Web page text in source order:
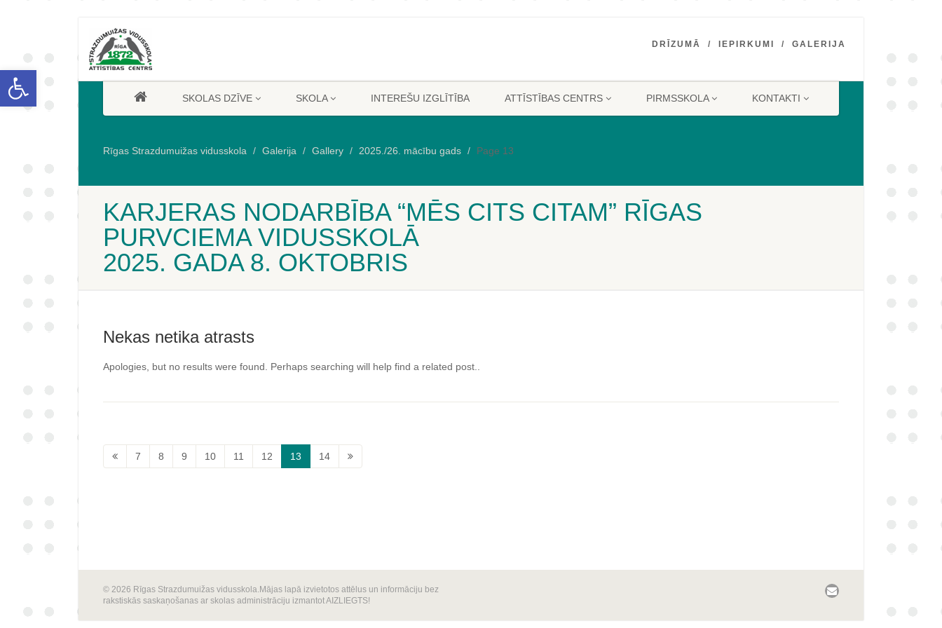
Open toolbar
DRĪZUMĀ IEPIRKUMI GALERIJA
SKOLAS DZĪVE SKOLA INTEREŠU IZGLĪTĪBA ATTĪSTĪBAS CENTRS PIRMSSKOLA KONTAKTI
Rīgas Strazdumuižas vidusskola Galerija Gallery 2025./26. mācību gads Page 13
KARJERAS NODARBĪBA “MĒS CITS CITAM” RĪGAS
PURVCIEMA VIDUSSKOLĀ
2025. GADA 8. OKTOBRIS
Nekas netika atrasts
Apologies, but no results were found. Perhaps searching will help find a related post..
7 8 9 10 11 12 13 14
© 2026 Rīgas Strazdumuižas vidusskola.Mājas lapā izvietotos attēlus un informāciju bez
rakstiskās saskaņošanas ar skolas administrāciju izmantot AIZLIEGTS!